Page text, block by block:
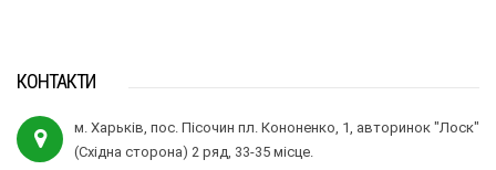
КОНТАКТИ
м. Харьків, пос. Пісочин пл. Кононенко, 1, авторинок "Лоск"
(Східна сторона) 2 ряд, 33-35 місце.